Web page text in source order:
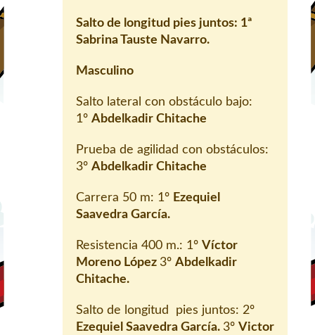
Salto de longitud pies juntos: 1ª
Sabrina Tauste Navarro.
Masculino
Salto lateral con obstáculo bajo:
1º Abdelkadir Chitache
Prueba de agilidad con obstáculos:
3º Abdelkadir Chitache
Carrera 50 m: 1º Ezequiel
Saavedra García.
Resistencia 400 m.: 1º Víctor
Moreno López 3º Abdelkadir
Chitache.
Salto de longitud pies juntos: 2º
Ezequiel Saavedra García. 3º Victor